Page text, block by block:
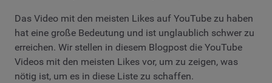
Das Video mit den meisten Likes auf YouTube zu haben
hat eine große Bedeutung und ist unglaublich schwer zu
erreichen. Wir stellen in diesem Blogpost die YouTube
Videos mit den meisten Likes vor, um zu zeigen, was
nötig ist, um es in diese Liste zu schaffen.